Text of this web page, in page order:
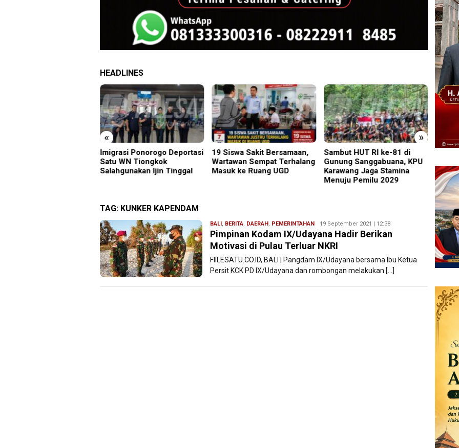
HEADLINES
« »
19 Siswa Sakit Bersamaan,
Wartawan Sempat Terhalang
Masuk ke Ruang UGD
Sambut HUT RI ke-81 di
Gunung Sanggabuana, KPU
Karawang Jaga Stamina
Perkenalkan Diri Lewat
Safari Jumat, Kapolres
Lumajang Ajak Warga Jaga
Kamtibmas
Ajang
TAG: KUNKER KAPENDAM
BALI, BERITA, DAERAH, PEMERINTAHAN Redaksi
Filesatu
19 September 2021 | 12:38
Pimpinan Kodam IX/Udayana Hadir Berikan
Motivasi di Pulau Terluar NKRI
FIILESATU.CO.ID, BALI | Pangdam IX/Udayana bersama Ibu Ketua
Persit KCK PD IX/Udayana dan rombongan melakukan […]